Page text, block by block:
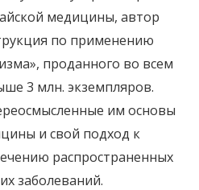
медицины, автор
по применению
проданного во всем
3 млн. экземпляров.
им основы
и свой подход к
распространенных
заболеваний.